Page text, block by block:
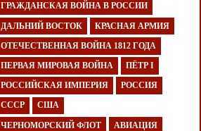
ГРАЖДАНСКАЯ ВОЙНА В РОССИИ
ДАЛЬНИЙ ВОСТОК КРАСНАЯ АРМИЯ
ОТЕЧЕСТВЕННАЯ ВОЙНА 1812 ГОДА
ПЕРВАЯ МИРОВАЯ ВОЙНА ПЁТР I
РОССИЙСКАЯ ИМПЕРИЯ РОССИЯ
СССР США
ЧЕРНОМОРСКИЙ ФЛОТ АВИАЦИЯ